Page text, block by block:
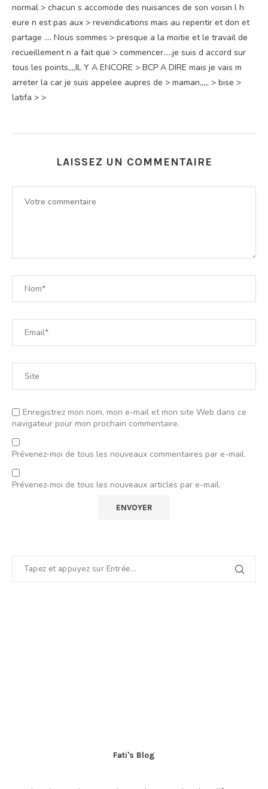
normal > chacun s accomode des nuisances de son voisin l h
eure n est pas aux > revendications mais au repentir et don et
partage …. Nous sommes > presque a la moitie et le travail de
recueillement n a fait que > commencer…..je suis d accord sur
tous les points,,,,IL Y A ENCORE > BCP A DIRE mais je vais m
arreter la car je suis appelee aupres de > maman,,,,, > bise >
latifa > >
LAISSEZ UN COMMENTAIRE
Enregistrez mon nom, mon e-mail et mon site Web dans ce
navigateur pour mon prochain commentaire.
Prévenez-moi de tous les nouveaux commentaires par e-mail.
Prévenez-moi de tous les nouveaux articles par e-mail.
Fati's Blog